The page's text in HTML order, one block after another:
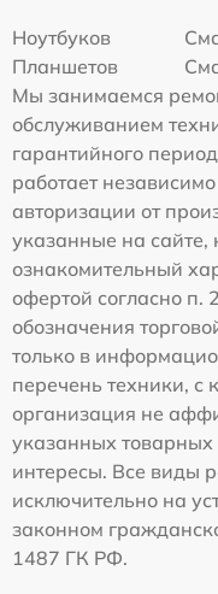
Ноутбуков
Планшетов
Мы занимаемся
обслуживанием
гарантийного
работает
авторизации от
указанные на сайте,
ознакомительный
офертой согласно п.
обозначения
только в
перечень техники,
организация не
указанных товарных
интересы. Все виды
исключительно на
законном
1487 ГК РФ.